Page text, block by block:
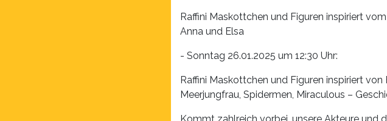
Raffini Maskottchen und Figuren inspiriert
Anna und Elsa
- Sonntag 26.01.2025 um 12:30 Uhr:
Raffini Maskottchen und Figuren inspiriert
Meerjungfrau, Spidermen, Miraculous –